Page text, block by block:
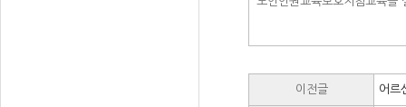
이전글 어르